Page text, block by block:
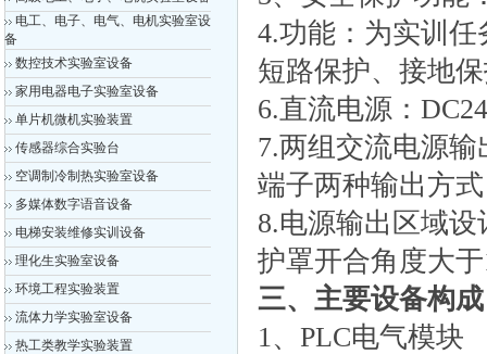
电工、电子、电气、电机实验室设
备
数控技术实验室设备
家用电器电子实验室设备
单片机微机实验装置
传感器综合实验台
空调制冷制热实验室设备
多媒体数字语音设备
电梯安装维修实训设备
理化生实验室设备
环境工程实验装置
流体力学实验室设备
热工类教学实验装置
4.功能：为实训
短路保护、接地
6.直流电源：
7.两组交流电源
端子两种输出方
8.电源输出区域
护罩开合角度大
三、主要设备构成
1、PLC电气模块